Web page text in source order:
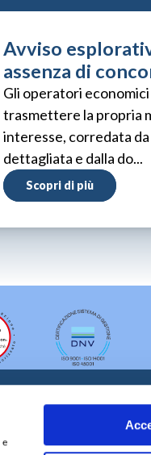
Avviso
assenza di
Gli operatori
trasmettere la propria
interesse, corredata
dettagliata e dalla do...
Scopri di più